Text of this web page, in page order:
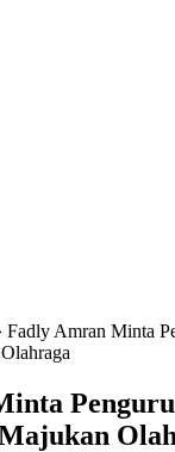
Fadly Amran Minta